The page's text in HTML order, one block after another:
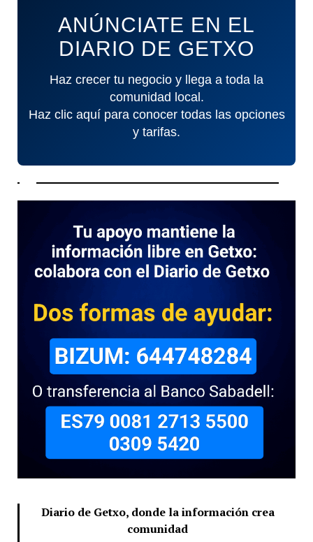
ANÚNCIATE EN EL
DIARIO DE GETXO
Haz crecer tu negocio y llega a toda la
comunidad local.
Haz clic aquí para conocer todas las opciones
y tarifas.
Diario de Getxo, donde la información crea
comunidad